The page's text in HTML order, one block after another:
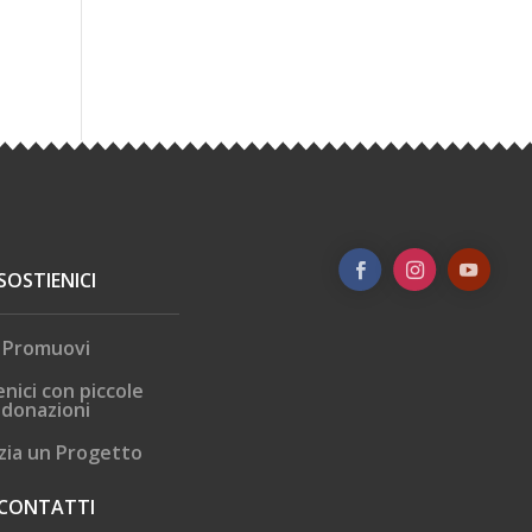
Promuovi
con piccole
donazioni
un Progetto